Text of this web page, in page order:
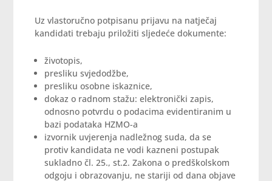
Uz vlastoručno potpisanu prijavu na natječaj
kandidati trebaju priložiti sljedeće dokumente:
životopis,
presliku svjedodžbe,
presliku osobne iskaznice,
dokaz o radnom stažu: elektronički zapis,
odnosno potvrdu o podacima evidentiranim u
bazi podataka HZMO-a
izvornik uvjerenja nadležnog suda, da se
protiv kandidata ne vodi kazneni postupak
sukladno čl. 25., st.2. Zakona o predškolskom
odgoju i obrazovanju, ne stariji od dana objave